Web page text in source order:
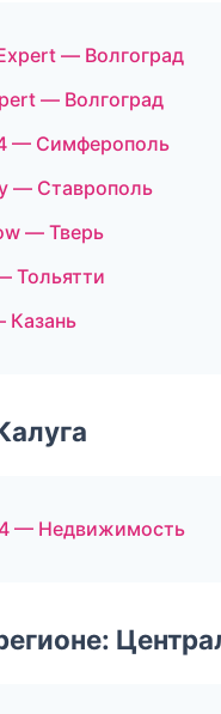
— Волгоград
— Волгоград
— Симферополь
— Ставрополь
— Тверь
Тольятти
Казань
— Недвижимость